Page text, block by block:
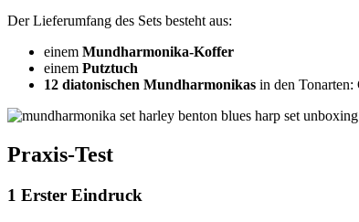
Der Lieferumfang des Sets besteht aus:
einem Mundharmonika-Koffer
einem Putztuch
12 diatonischen Mundharmonikas in den
Praxis-Test
1 Erster Eindruck